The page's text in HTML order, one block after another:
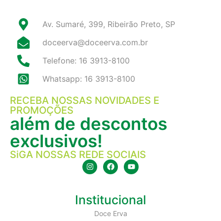
Av. Sumaré, 399, Ribeirão Preto, SP
doceerva@doceerva.com.br
Telefone: 16 3913-8100
Whatsapp: 16 3913-8100
RECEBA NOSSAS NOVIDADES E
PROMOÇÕES
além de descontos
exclusivos!
SiGA NOSSAS REDE SOCIAIS
Institucional
Doce Erva